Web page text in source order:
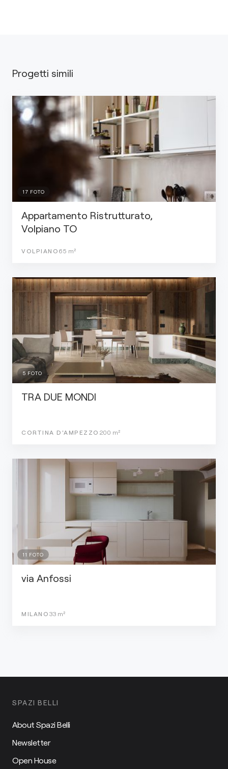
Progetti simili
17 FOTO
Appartamento Ristrutturato,
Volpiano TO
VOLPIANO 65 m²
5 FOTO
TRA DUE MONDI
CORTINA D'AMPEZZO 200 m²
11 FOTO
via Anfossi
MILANO 33 m²
SPAZI BELLI
About Spazi Belli
Newsletter
Open House